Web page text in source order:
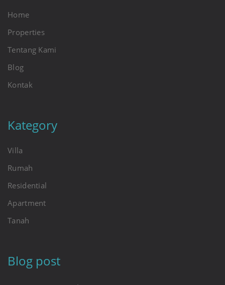
Home
Properties
Tentang Kami
Blog
Kontak
Kategory
Villa
Rumah
Residential
Apartment
Tanah
Blog post